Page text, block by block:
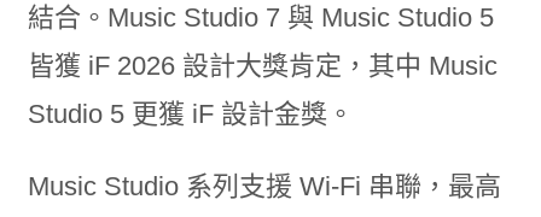
結合。Music Studio 7 與 Music Studio 5
皆獲 iF 2026 設計大獎肯定，其中 Music
Studio 5 更獲 iF 設計金獎。
Music Studio 系列支援 Wi-Fi 串聯，最高